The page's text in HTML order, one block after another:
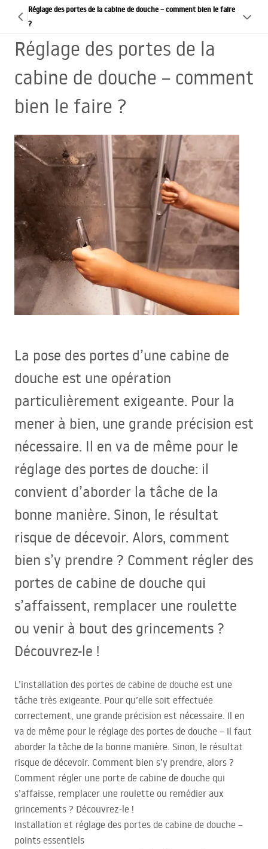
Réglage des portes de la cabine de douche – comment bien le faire
?
Réglage des portes de la
cabine de douche – comment
bien le faire ?
La pose des portes d’une cabine de
douche est une opération
particulièrement exigeante. Pour la
mener à bien, une grande précision est
nécessaire. Il en va de même pour le
réglage des portes de douche: il
convient d’aborder la tâche de la
bonne manière. Sinon, le résultat
risque de décevoir. Alors, comment
bien s’y prendre ? Comment régler des
portes de cabine de douche qui
s’affaissent, remplacer une roulette
ou venir à bout des grincements ?
Découvrez-le !
L’installation des portes de cabine de douche est une
tâche très exigeante. Pour qu’elle soit effectuée
correctement, une grande précision est nécessaire. Il en
va de même pour le réglage des portes de douche – il faut
aborder la tâche de la bonne manière. Sinon, le résultat
risque de décevoir. Comment bien s’y prendre, alors ?
Comment régler une porte de cabine de douche qui
s’affaisse, remplacer une roulette ou remédier aux
grincements ? Découvrez-le !
Installation et réglage des portes de cabine de douche –
points essentiels